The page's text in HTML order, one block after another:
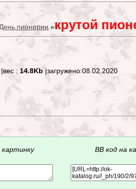
пионерии »крутой
|вес : 14.8Kb|загружено:08.02.2020
картинку BB код на